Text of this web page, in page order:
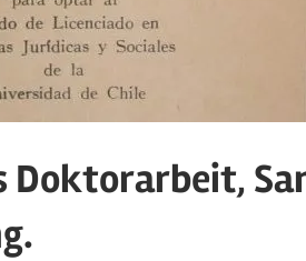
Doktorarbeit,